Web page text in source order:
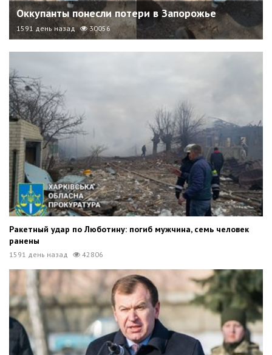
Оккупанты понесли потери в Запорожье
1591 день назад 30056
Ракетный удар по Люботину: погиб мужчина, семь человек
ранены
1591 день назад 42806